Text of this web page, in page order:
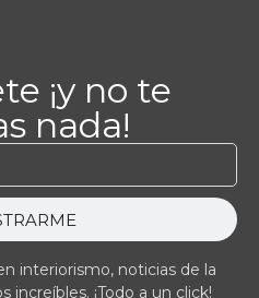
¡y no te
nada!
interiorismo, noticias de la
¡Todo a un click!